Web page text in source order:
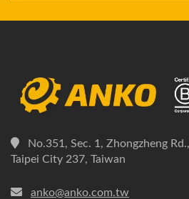
No.351, Sec. 1, Zhongzheng
Taipei City 237, Taiwan
anko@anko.com.tw